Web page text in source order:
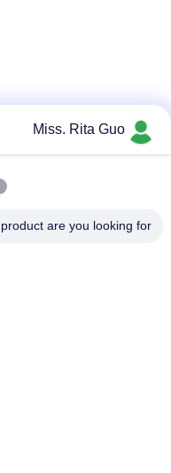
وسائلMiss. Rita Guo
are you looking for?